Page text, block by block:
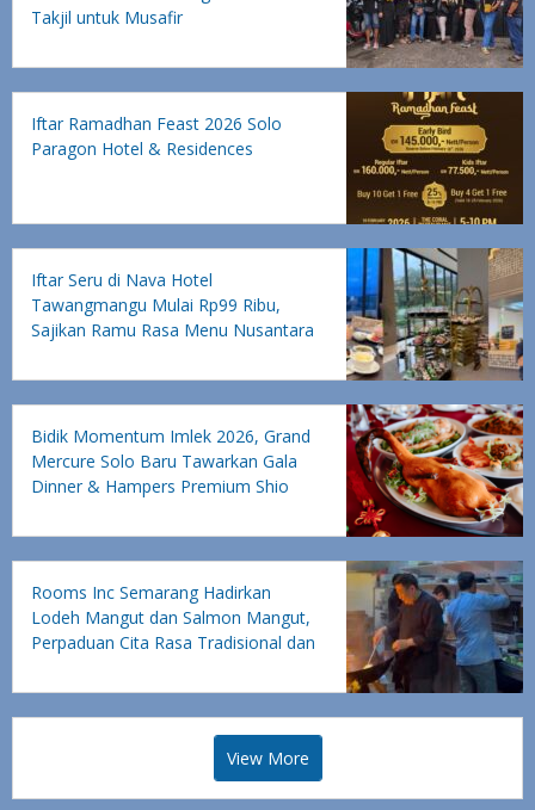
Takjil untuk Musafir
Iftar Ramadhan Feast 2026 Solo
Paragon Hotel & Residences
Iftar Seru di Nava Hotel
Tawangmangu Mulai Rp99 Ribu,
Sajikan Ramu Rasa Menu Nusantara
Bidik Momentum Imlek 2026, Grand
Mercure Solo Baru Tawarkan Gala
Dinner & Hampers Premium Shio
Rooms Inc Semarang Hadirkan
Lodeh Mangut dan Salmon Mangut,
Perpaduan Cita Rasa Tradisional dan
View More